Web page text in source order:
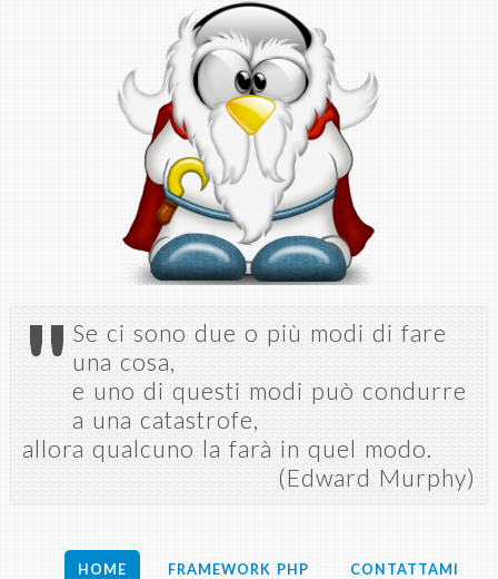
Salta al
contenuto
principale
" Se ci sono due o più modi di fare
una cosa,
e uno di questi modi può condurre
a una catastrofe,
allora qualcuno la farà in quel modo.
(Edward Murphy)
HOME FRAMEWORK PHP CONTATTAMI